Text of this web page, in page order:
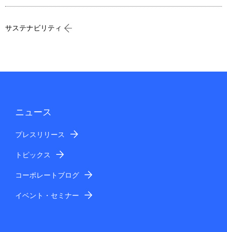
サステナビリティ
ニュース
プレスリリース
トピックス
コーポレートブログ
イベント・セミナー